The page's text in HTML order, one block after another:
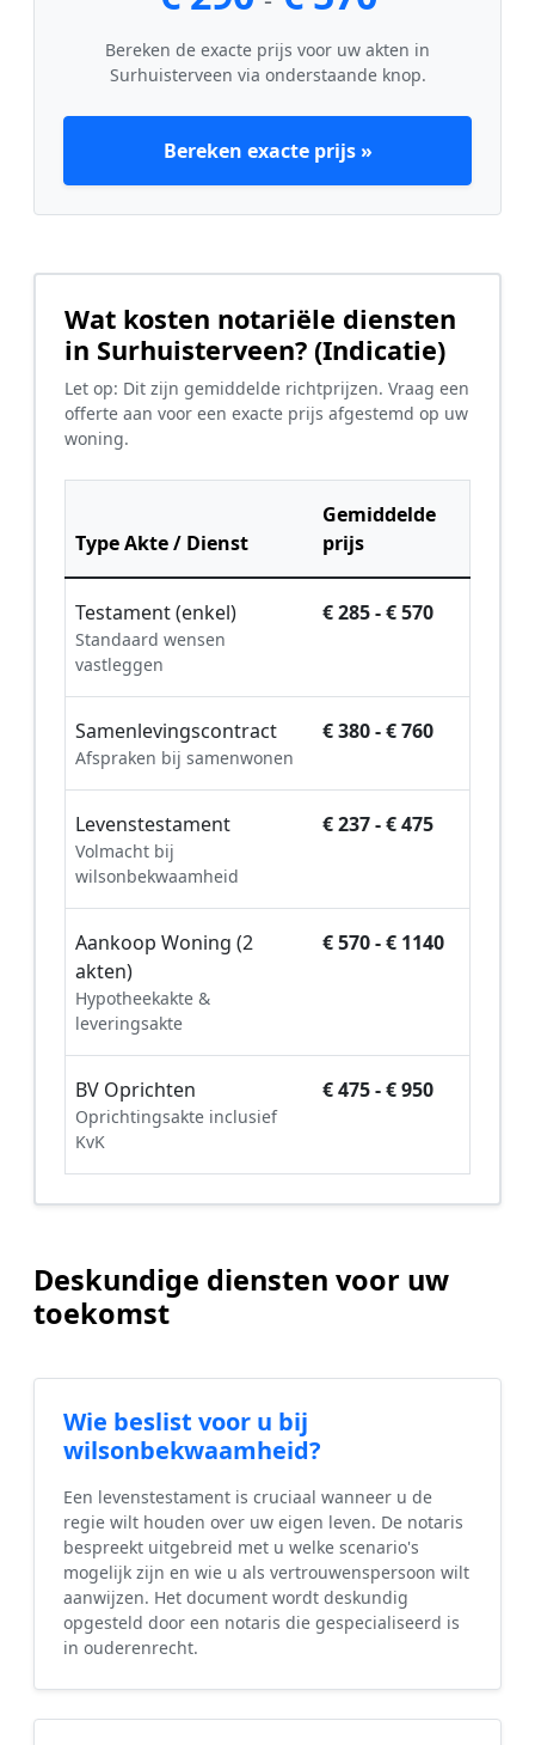
Bereken de exacte prijs voor uw akten in
Surhuisterveen via onderstaande knop.
Bereken exacte prijs »
Wat kosten notariële diensten
in Surhuisterveen? (Indicatie)
Let op: Dit zijn gemiddelde richtprijzen. Vraag een
offerte aan voor een exacte prijs afgestemd op uw
woning.
Type Akte / Dienst
Gemiddelde
prijs
Testament (enkel)
Standaard wensen
vastleggen
€ 285 - € 570
Samenlevingscontract
Afspraken bij samenwonen
€ 380 - € 760
Levenstestament
Volmacht bij
wilsonbekwaamheid
€ 237 - € 475
Aankoop Woning (2
akten)
Hypotheekakte &
leveringsakte
€ 570 - € 1140
BV Oprichten
Oprichtingsakte inclusief
KvK
€ 475 - € 950
Deskundige diensten voor uw
toekomst
Wie beslist voor u bij
wilsonbekwaamheid?
Een levenstestament is cruciaal wanneer u de
regie wilt houden over uw eigen leven. De notaris
bespreekt uitgebreid met u welke scenario's
mogelijk zijn en wie u als vertrouwenspersoon wilt
aanwijzen. Het document wordt deskundig
opgesteld door een notaris die gespecialiseerd is
in ouderenrecht.